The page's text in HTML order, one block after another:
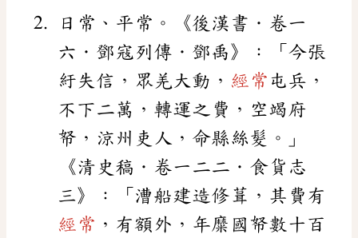
日常、平常。《後漢書．卷一
六．鄧寇列傳．鄧禹》：「今張
紆失信，眾羌大動， 經常 屯兵，
不下二萬，轉運之費，空竭府
帑，涼州吏人，命縣絲髮。」
《清史稿．卷一二二．食貨志
三》：「漕船建造修葺，其費有
經常 ，有額外，年糜國帑數十百